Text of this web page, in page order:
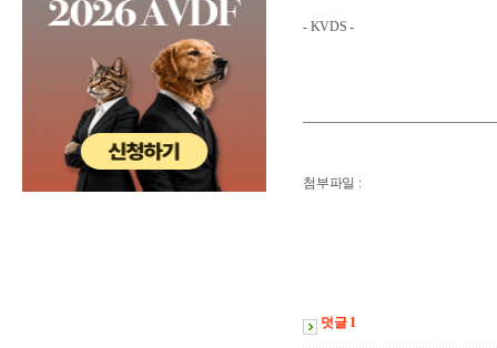
- KVDS -
첨부파일 :
덧글 1